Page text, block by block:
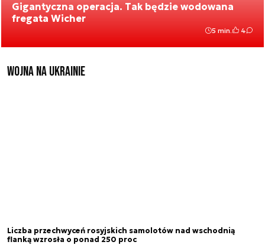
Gigantyczna operacja. Tak będzie wodowana
fregata Wicher
5 min. 4
Wojna na Ukrainie
Liczba przechwyceń rosyjskich samolotów nad wschodnią
flanką wzrosła o ponad 250 proc